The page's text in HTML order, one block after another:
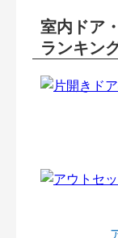
室内ドア
ランキン